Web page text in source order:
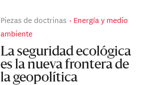
Piezas de doctrinas
Energía y medio
ambiente
La seguridad ecológica
es la nueva frontera de
la geopolítica